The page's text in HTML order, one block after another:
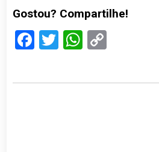
Gostou? Compartilhe!
Facebook
TwitterWhatsApp